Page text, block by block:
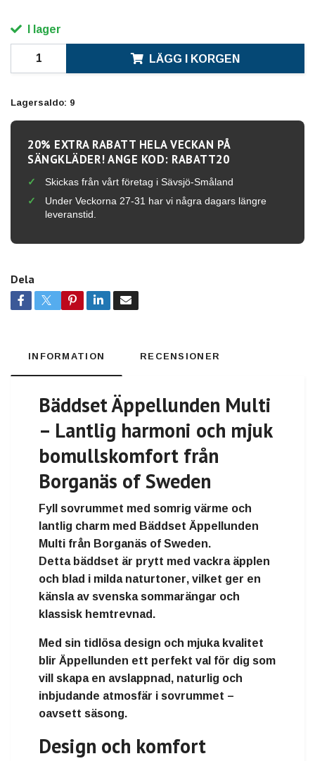
I lager
LÄGG I KORGEN
Lagersaldo: 9
20% EXTRA RABATT HELA VECKAN PÅ
SÄNGKLÄDER! ANGE KOD: RABATT20
Skickas från vårt företag i Sävsjö-Småland
Under Veckorna 27-31 har vi några dagars längre
leveranstid.
Dela
INFORMATION RECENSIONER
Bäddset Äppellunden Multi
– Lantlig harmoni och mjuk
bomullskomfort från
Borganäs of Sweden
Fyll sovrummet med somrig värme och
lantlig charm med Bäddset Äppellunden
Multi från Borganäs of Sweden.
Detta bäddset är prytt med vackra äpplen
och blad i milda naturtoner, vilket ger en
känsla av svenska sommarängar och
klassisk hemtrevnad .
Med sin tidlösa design och mjuka kvalitet
blir Äppellunden ett perfekt val för dig som
vill skapa en avslappnad, naturlig och
inbjudande atmosfär i sovrummet –
oavsett säsong.
Design och komfort